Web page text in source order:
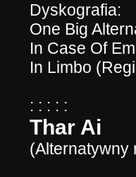
Dyskografia:
One Big
In Case Of
In Limbo
: : : : :
Thar Ai
(Alternatywny